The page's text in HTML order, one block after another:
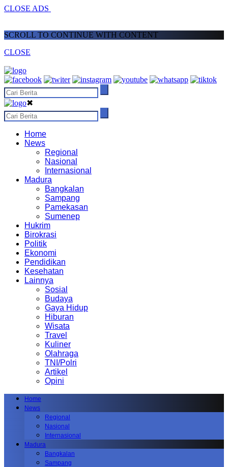
CLOSE ADS
SCROLL TO CONTINUE WITH CONTENT
CLOSE
✖
Home
News
Regional
Nasional
Internasional
Madura
Bangkalan
Sampang
Pamekasan
Sumenep
Hukrim
Birokrasi
Politik
Ekonomi
Pendidikan
Kesehatan
Lainnya
Sosial
Budaya
Gaya Hidup
Hiburan
Wisata
Travel
Kuliner
Olahraga
TNI/Polri
Artikel
Opini
Home
News
Regional
Nasional
Internasional
Madura
Bangkalan
Sampang